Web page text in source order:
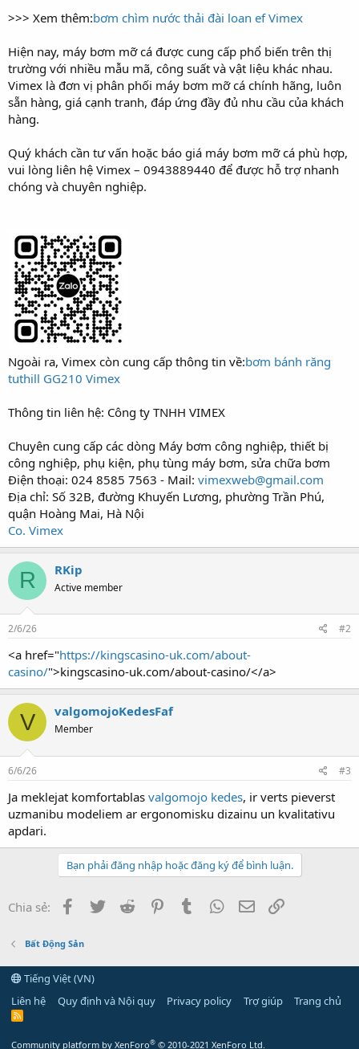
>>> Xem thêm:bơm chìm nước thải đài loan ef Vimex
Hiện nay, máy bơm mỡ cá được cung cấp phổ biến trên thị
trường với nhiều mẫu mã, công suất và vật liệu khác nhau.
Vimex là đơn vị phân phối máy bơm mỡ cá chính hãng, luôn
sẵn hàng, giá cạnh tranh, đáp ứng đầy đủ nhu cầu của khách
hàng.
Quý khách cần tư vấn hoặc báo giá máy bơm mỡ cá phù hợp,
vui lòng liên hệ Vimex – 0943889440 để được hỗ trợ nhanh
chóng và chuyên nghiệp.
Ngoài ra, Vimex còn cung cấp thông tin về:bơm bánh răng
tuthill GG210 Vimex
Thông tin liên hệ: Công ty TNHH VIMEX
Chuyên cung cấp các dòng Máy bơm công nghiệp, thiết bị
công nghiệp, phụ kiện, phụ tùng máy bơm, sửa chữa bơm
Điện thoại: 024 8585 7563 - Mail: vimexweb@gmail.com
Địa chỉ: Số 32B, đường Khuyến Lương, phường Trần Phú,
quận Hoàng Mai, Hà Nội
Co. Vimex
R RKip
Active member
2/6/26 #2
<a href="https://kingscasino-uk.com/about-
casino/">kingscasino-uk.com/about-casino/</a>
V valgomojoKedesFaf
Member
6/6/26 #3
Ja meklejat komfortablas valgomojo kedes, ir verts pieverst
uzmanibu modeliem ar ergonomisku dizainu un kvalitativu
apdari.
Bạn phải đăng nhập hoặc đăng ký để bình luận.
Chia sẻ: Facebook
Twitter Reddit PinterestTumblr WhatsApp
Email
Bất Động Sản
Tiếng Việt (VN)
Liên hệ
Quy định và Nội quy Privacy policy Trợ giúp Trang chủ
R
Community platform by XenForo® © 2010-2021 XenForo Ltd.